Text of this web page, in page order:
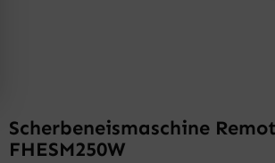
Scherbeneismaschine
FHESM250W